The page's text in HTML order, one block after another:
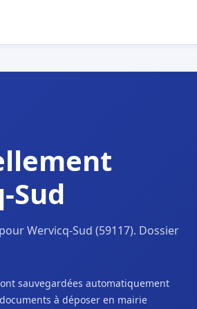
Sud
Wervicq-Sud (59117). Dossier
sauvegardées automatiquement
à déposer en mairie